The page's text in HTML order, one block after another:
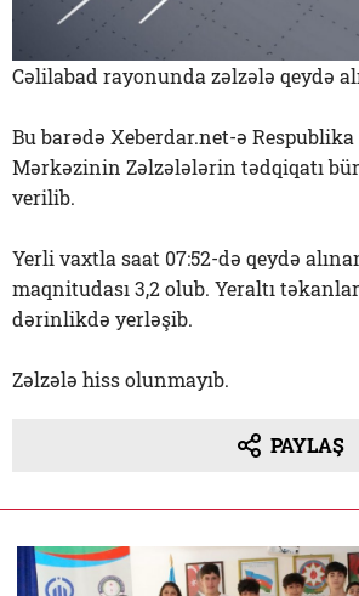
Cəlilabad rayonunda zəlzələ qeydə
Bu barədə Xeberdar.net-ə
Mərkəzinin Zəlzələlərin tədqiqatı
verilib.
Yerli vaxtla saat 07:52-də qeydə
maqnitudası 3,2 olub. Yeraltı
dərinlikdə yerləşib.
Zəlzələ hiss olunmayıb.
PAYLAŞ